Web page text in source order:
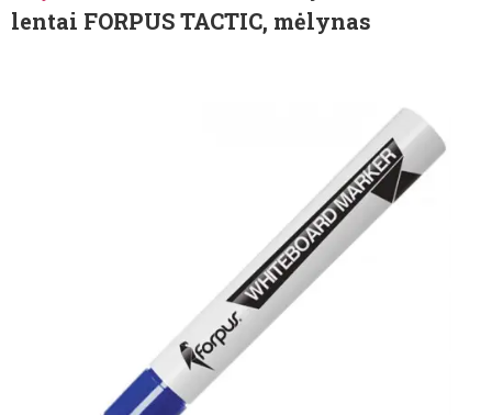
lentai FORPUS TACTIC, mėlynas